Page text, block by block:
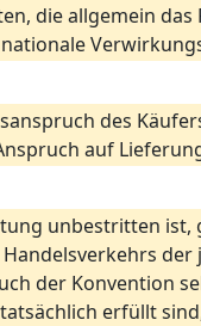
die allgemein das
des
auf
unbestritten ist,
der Konvention
erfüllt